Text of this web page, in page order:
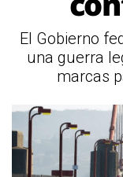
El Gobierno
una guerra
marcas